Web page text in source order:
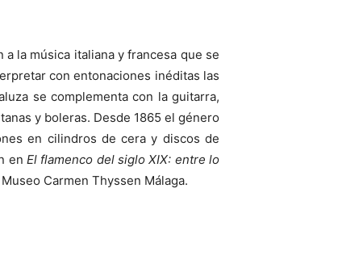
la música italiana y francesa que se
con entonaciones inéditas las
se complementa con la guitarra,
y boleras. Desde 1865 el género
en cilindros de cera y discos de
en El flamenco del siglo XIX: entre lo
Carmen Thyssen Málaga.